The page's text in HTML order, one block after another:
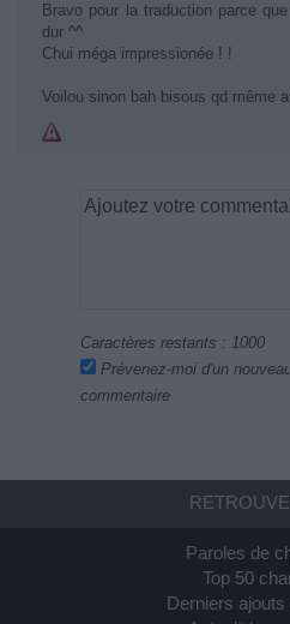
Bravo pour la traduction parce
dur ^^
Chui méga impressionée ! !
Voilou sinon bah bisous qd même
Caractères restants : 1000
Prévenez-moi d'un
commentaire
Paroles de
Top 50
Derniers ajouts